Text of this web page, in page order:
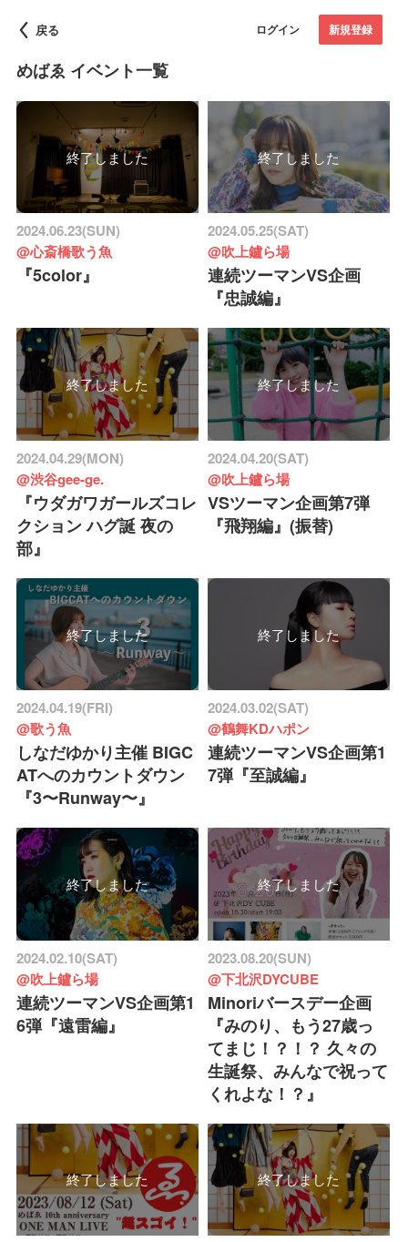
戻る ログイン 新規登録
めばゑ イベント一覧
終了しました
2024.06.23(SUN)
@心斎橋歌う魚
『5color』
終了しました
2024.05.25(SAT)
@吹上鑪ら場
連続ツーマンVS企画
『忠誠編』
終了しました
2024.04.29(MON)
@渋谷gee-ge.
『ウダガワガールズコレ
クション ハグ誕 夜の
部』
終了しました
2024.04.20(SAT)
@吹上鑪ら場
VSツーマン企画第7弾
『飛翔編』(振替)
終了しました
2024.04.19(FRI)
@歌う魚
しなだゆかり主催 BIGC
ATへのカウントダウン
『3〜Runway〜』
終了しました
2024.03.02(SAT)
@鶴舞KDハポン
連続ツーマンVS企画第1
7弾『至誠編』
終了しました
2024.02.10(SAT)
@吹上鑪ら場
連続ツーマンVS企画第1
6弾『遠雷編』
終了しました
2023.08.20(SUN)
@下北沢DYCUBE
Minoriバースデー企画
『みのり、もう27歳っ
てまじ！？！？ 久々の
生誕祭、みんなで祝って
くれよな！？』
終了しました 終了しました